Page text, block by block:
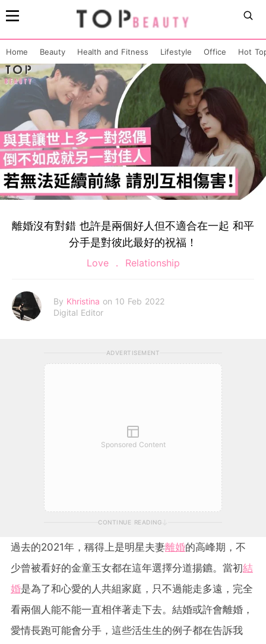
Home Beauty Health and Fitness Lifestyle Office Hot
離婚沒有對錯 也許是兩個好人但不適合在一起 和平
分手是對彼此最好的祝福！
Love Relationship
By Khristina on 10 Feb 2022
Digital Editor
ADVERTISEMENT
Sponsored Content
CONTINUE READING
過去的2021年，稱得上是明星夫妻離婚的高峰期，不
少曾被看好的金童玉女都在這年選擇分道揚鑣。當初結
婚是為了和心愛的人共組家庭，只不過能走多遠，完全
看兩個人能不能一直相伴著走下去。結婚或許會離婚，
愛情長跑可能會分手，這些活生生的例子都在告訴我